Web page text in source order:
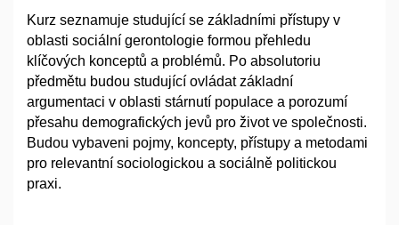
Kurz seznamuje studující se základními přístupy v
oblasti sociální gerontologie formou přehledu
klíčových konceptů a problémů. Po absolutoriu
předmětu budou studující ovládat základní
argumentaci v oblasti stárnutí populace a porozumí
přesahu demografických jevů pro život ve společnosti.
Budou vybaveni pojmy, koncepty, přístupy a metodami
pro relevantní sociologickou a sociálně politickou
praxi.